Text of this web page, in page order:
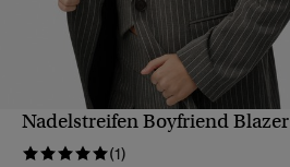
SCHNELLANSICHT
Nadelstreifen Boyfriend Blazer
(1)